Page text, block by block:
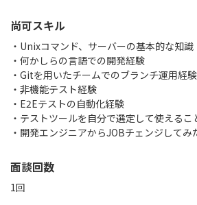
尚可スキル
・Unixコマンド、サーバーの基本的な知識
・何かしらの言語での開発経験
・Gitを用いたチームでのブランチ運用経験
・非機能テスト経験
・E2Eテストの自動化経験
・テストツールを自分で選定して使えるこ
・開発エンジニアからJOBチェンジしてみ
面談回数
1回